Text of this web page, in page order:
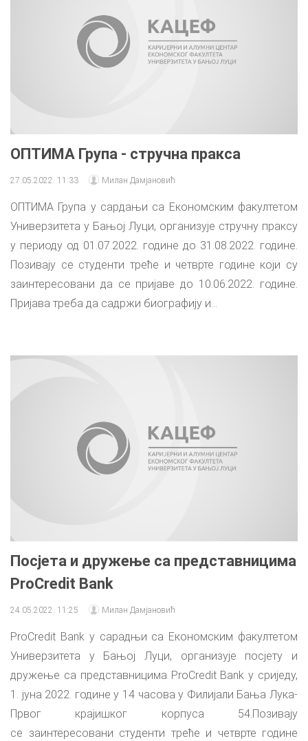
ОПТИМА Група - стручна пракса
27.05.2022. 11:33 Милан Дамјановић
ОПТИМА Група у сардањи са Економским факултетом
Универзитета у Бањој Луци, организује стручну праксу
у периоду од 01.07.2022. године до 31.08.2022. године.
Позивају се студенти треће и четврте године који су
заинтересовани да се пријаве до 10.06.2022. године.
Пријава треба да садржи биографију и...
Посјета и дружeњe сa прeдстaвницимa
ProCredit Bank
24.05.2022. 11:25 Милан Дамјановић
ProCredit Bank у сарадњи са Економским факултетом
Универзитета у Бањој Луци, организује посјету и
дружење са представницима ProCredit Bank у сриједу,
1. јуна 2022. године у 14 часова у Филијали Бања Лука-
Првог крајишког корпуса 54.Позивају
се заинтересовани студенти треће и четврте године